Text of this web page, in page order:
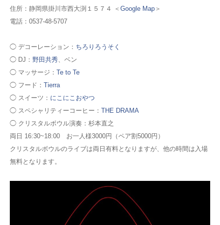
住所：静岡県掛川市西大渕１５７４ ＜ Google Map ＞
電話：0537-48-5707
◯ デコーレーション： ちろりろうそく
◯ DJ： 野田共秀 、ベン
◯ マッサージ： Te to Te
◯ フード： Tierra
◯ スイーツ： にこにこおやつ
◯ スペシャリティーコーヒー： THE DRAMA
◯ クリスタルボウル演奏：杉本直之
両日 16:30~18:00 お一人様3000円（ペア割5000円）
クリスタルボウルのライブは両日有料となりますが、他の時間は入場
無料となります。